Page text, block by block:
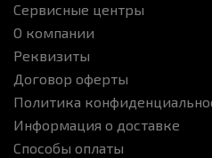
Сервисные центры
О компании
Реквизиты
Договор оферты
Политика
Информация о доставке
Способы оплаты